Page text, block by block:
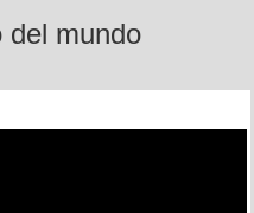
del mundo